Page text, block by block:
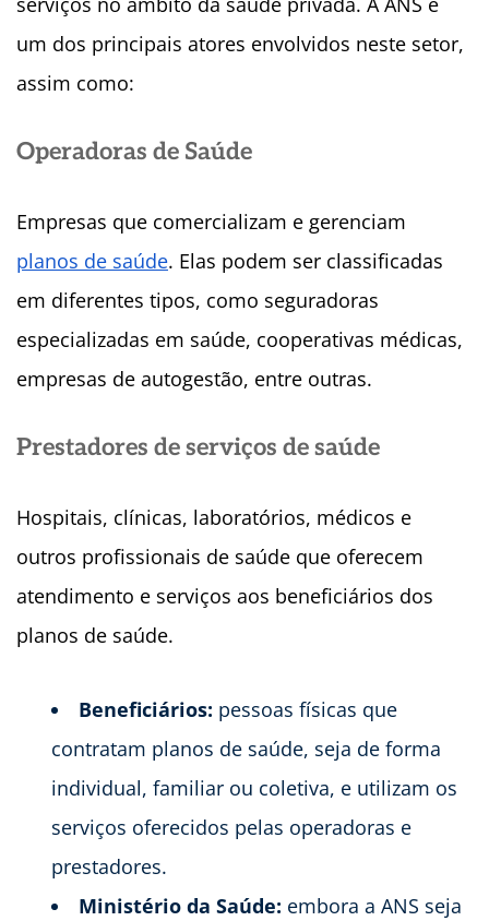
um dos principais atores envolvidos neste setor,
assim como:
Operadoras de Saúde
Empresas que comercializam e gerenciam
planos de saúde. Elas podem ser classificadas
em diferentes tipos, como seguradoras
especializadas em saúde, cooperativas médicas,
empresas de autogestão, entre outras.
Prestadores de serviços de saúde
Hospitais, clínicas, laboratórios, médicos e
outros profissionais de saúde que oferecem
atendimento e serviços aos beneficiários dos
planos de saúde.
Beneficiários: pessoas físicas que
contratam planos de saúde, seja de forma
individual, familiar ou coletiva, e utilizam os
serviços oferecidos pelas operadoras e
prestadores.
Ministério da Saúde: embora a ANS seja